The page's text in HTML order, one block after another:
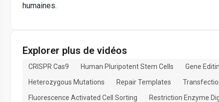
humaines.
Explorer plus de vidéos
CRISPR Cas9 Human Pluripotent Stem Cells
Gene
Heterozygous Mutations
Repair Templates
Fluorescence Activated Cell Sorting
Restriction Enzyme